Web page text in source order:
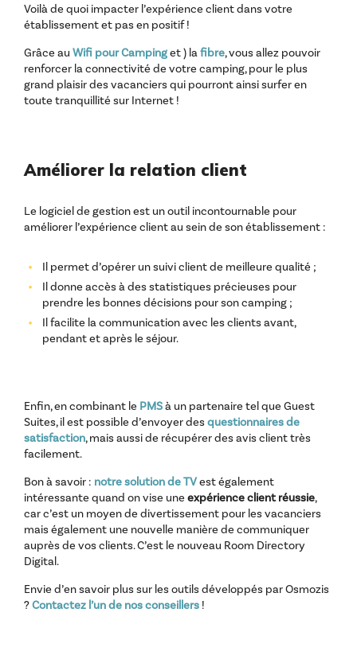
Voilà de quoi impacter l’expérience client dans votre
établissement et pas en positif !
Grâce au Wifi pour Campinget ) lafibre, vous allez pouvoir
renforcer la connectivité de votre camping, pour le plus
grand plaisir des vacanciers qui pourront ainsi surfer en
toute tranquillité sur Internet !
Améliorer la relation client
Le logiciel de gestion est un outil incontournable pour
améliorer l’expérience client au sein de son établissement :
Il permet d’opérer un suivi client de meilleure qualité ;
Il donne accès à des statistiques précieuses pour
prendre les bonnes décisions pour son camping ;
Il facilite la communication avec les clients avant,
pendant et après le séjour.
Enfin, en combinant le PMSà un partenaire tel que Guest
Suites, il est possible d’envoyer desquestionnaires de
satisfaction, mais aussi de récupérer des avis client très
facilement.
Bon à savoir : notre solution de TVest également
intéressante quand on vise uneexpérience client réussie,
car c’est un moyen de divertissement pour les vacanciers
mais également une nouvelle manière de communiquer
auprès de vos clients. C’est le nouveau Room Directory
Digital.
Envie d’en savoir plus sur les outils développés par Osmozis
?Contactez l’un de nos conseillers !